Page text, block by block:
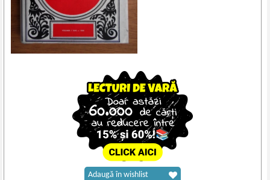
Adaugă în wishlist